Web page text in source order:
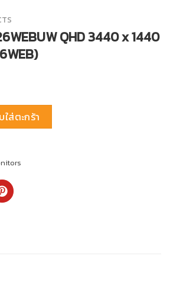
QHD 3440 x 1440
QHD 3440 x 1440 34.1″
ส่ตะกร้า